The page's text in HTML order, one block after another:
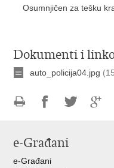
Osumnjičen za tešku
Dokumenti i
auto_policija04.jpg
FacebookuTwitteru
e-Građani
e-Građani